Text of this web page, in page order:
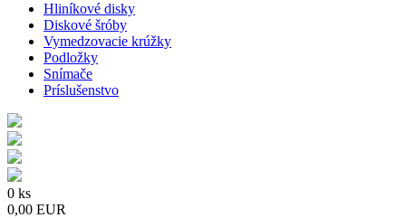
Hliníkové disky
Diskové šróby
Vymedzovacie krúžky
Podložky
Snímače
Príslušenstvo
0 ks
0,00 EUR